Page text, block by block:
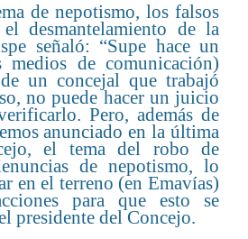
de nepotismo, los falsos
desmantelamiento de la
señaló: “Supe hace un
de comunicación)
un concejal que trabajó
no puede hacer un juicio
Pero, además de
anunciado en la última
el tema del robo de
de nepotismo, lo
en el terreno (en Emavías)
para que esto se
presidente del Concejo.